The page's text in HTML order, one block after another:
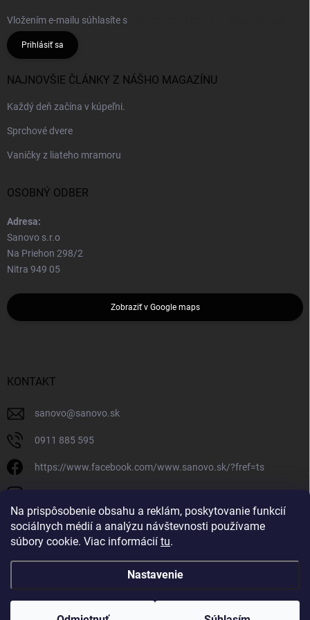
Na prispôsobenie obsahu a reklám, poskytovanie funkcií
sociálnych médií a analýzu návštevnosti používame
súbory cookie. Viac informácií tu.
Nastavenie
Vložením e-mailu súhlasíte s
Prihlásiť sa
NAJNOVŠIE ČLÁNKY Z NÁŠHO MAGAZÍNU
Každý deň začína v kúpeľni.
Sprchové dvere
Vaničky z liateho mramoru
OSOBNÝ ODBER
Adresa:
Sanovo s.r.o
Na Priehon 298/2
Nitra 949 05
Zobraziť v Google maps
KONTAKT
sanovo@sanovo.sk
0911 885 595
https://www.facebook.com/www.sanovo.sk/?fref=ts
Copyright 2026Sanovo.sk. Všetky práva vyhradené. | Upraviť nastavenie